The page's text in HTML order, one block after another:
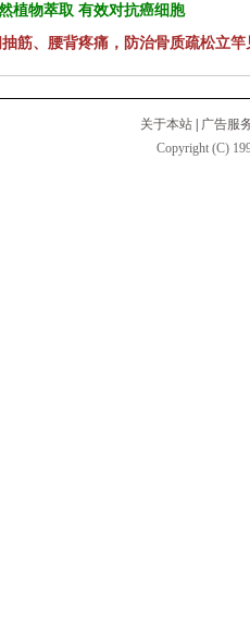
植物萃取 有效对抗癌细胞
筋、腰背疼痛，防治骨质疏松立竿
关于本站
广告服
Copyright (C)